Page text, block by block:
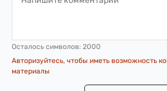
Осталось символов: 2000
Авторизуйтесь, чтобы иметь возможность
материалы